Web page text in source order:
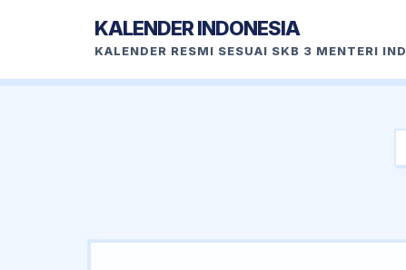
KALENDER INDONESIA
KALENDER RESMI SESUAI SKB 3 MENTERI